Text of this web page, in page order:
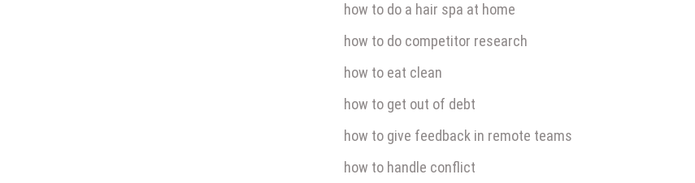
how to do a hair spa at home
how to do competitor research
how to eat clean
how to get out of debt
how to give feedback in remote teams
how to handle conflict